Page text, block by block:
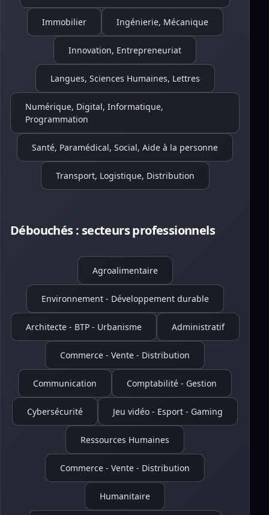
Immobilier Ingénierie, Mécanique
Innovation, Entrepreneuriat
Langues, Sciences Humaines, Lettres
Numérique, Digital, Informatique,
Programmation
Santé, Paramédical, Social, Aide à la personne
Transport, Logistique, Distribution
Débouchés : secteurs professionnels
Agroalimentaire
Environnement - Développement durable
Architecte - BTP - Urbanisme Administratif
Commerce - Vente - Distribution
Communication Comptabilité - Gestion
Cybersécurité Jeu vidéo - Esport - Gaming
Ressources Humaines
Commerce - Vente - Distribution
Humanitaire